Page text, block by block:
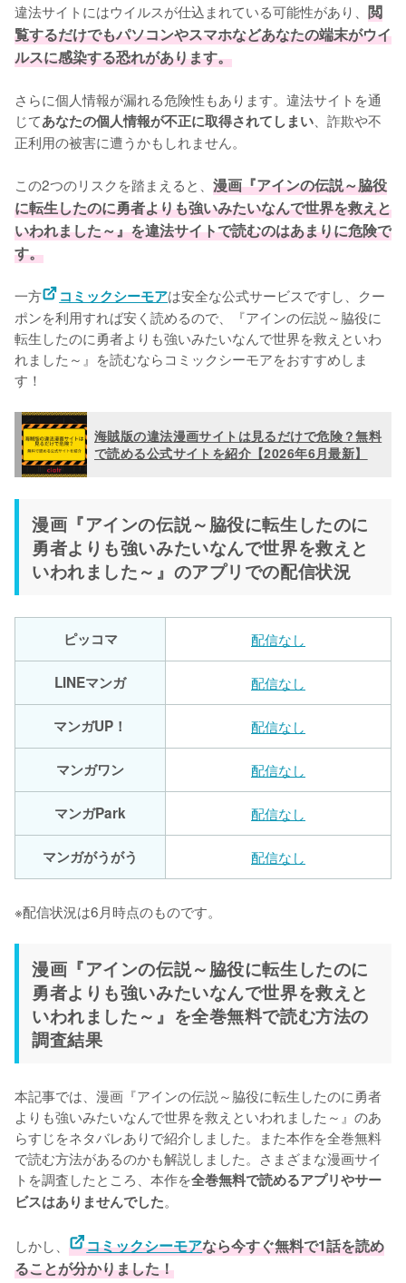
違法サイトにはウイルスが仕込まれている可能性があり、 閲
覧するだけでもパソコンやスマホなどあなたの端末がウイ
ルスに感染する恐れがあります。
さらに個人情報が漏れる危険性もあります。違法サイトを通
じてあなたの個人情報が不正に取得されてしまい 、詐欺や不
正利用の被害に遭うかもしれません。
この2つのリスクを踏まえると、 漫画『アインの伝説～脇役
に転生したのに勇者よりも強いみたいなんで世界を救えと
いわれました～』を違法サイトで読むのはあまりに危険で
す。
一方 コミックシーモアは安全な公式サービスですし、クー
ポンを利用すれば安く読めるので、『アインの伝説～脇役に
転生したのに勇者よりも強いみたいなんで世界を救えといわ
れました～』を読むならコミックシーモアをおすすめしま
す！
海賊版の違法漫画サイトは見るだけで危険？無料
で読める公式サイトを紹介【2026年6月最新】
漫画『アインの伝説～脇役に転生したのに
勇者よりも強いみたいなんで世界を救えと
いわれました～』のアプリでの配信状況
ピッコマ 配信なし
LINEマンガ 配信なし
マンガUP！ 配信なし
マンガワン 配信なし
マンガPark 配信なし
マンガがうがう 配信なし
※配信状況は6月時点のものです。
漫画『アインの伝説～脇役に転生したのに
勇者よりも強いみたいなんで世界を救えと
いわれました～』を全巻無料で読む方法の
調査結果
本記事では、漫画『アインの伝説～脇役に転生したのに勇者
よりも強いみたいなんで世界を救えといわれました～』のあ
らすじをネタバレありで紹介しました。また本作を全巻無料
で読む方法があるのかも解説しました。さまざまな漫画サイ
トを調査したところ、本作を全巻無料で読めるアプリやサー
ビスはありませんでした。
しかし、 コミックシーモアなら今すぐ無料で1話を読め
ることが分かりました！